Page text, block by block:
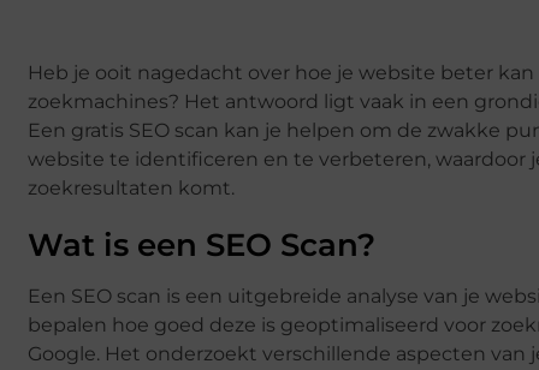
Heb je ooit nagedacht over hoe je website beter
zoekmachines? Het antwoord ligt vaak in een
Een gratis SEO scan kan je helpen om de zwakke
website te identificeren en te verbeteren, waardoor
zoekresultaten komt.
Wat is een SEO Scan?
Een SEO scan is een uitgebreide analyse van je
bepalen hoe goed deze is geoptimaliseerd voor
Google. Het onderzoekt verschillende aspecten van